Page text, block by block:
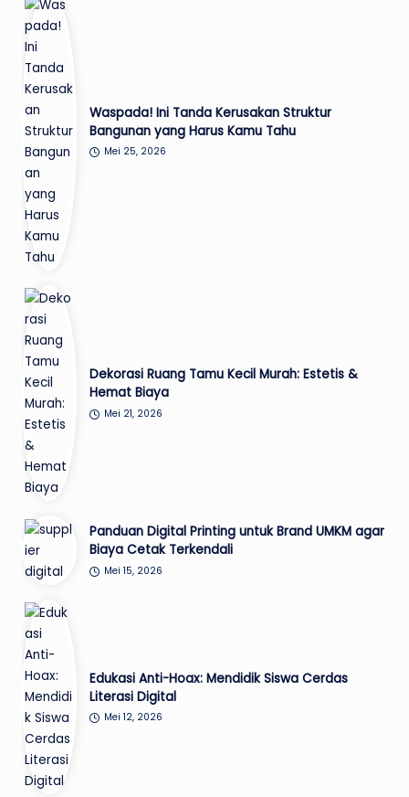
Waspada! Ini Tanda Kerusakan Struktur
Bangunan yang Harus Kamu Tahu
Mei 25, 2026
Dekorasi Ruang Tamu Kecil Murah: Estetis &
Hemat Biaya
Mei 21, 2026
Panduan Digital Printing untuk Brand UMKM agar
Biaya Cetak Terkendali
Mei 15, 2026
Edukasi Anti-Hoax: Mendidik Siswa Cerdas
Literasi Digital
Mei 12, 2026